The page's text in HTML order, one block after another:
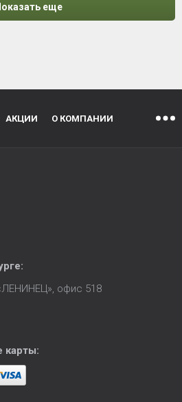
еще
АКЦИИ О КОМПАНИИ
:
офис 518
карты: